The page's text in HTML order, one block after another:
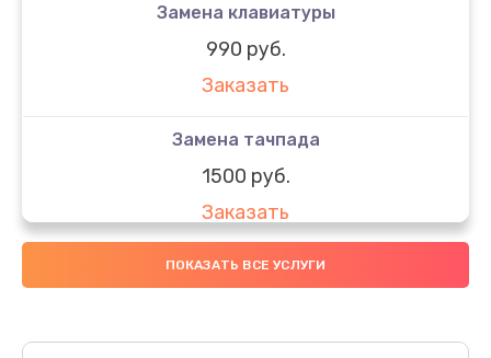
Замена клавиатуры
990 руб.
Заказать
Замена тачпада
1500 руб.
Заказать
Замена южного моста
Заказать
ПОКАЗАТЬ ВСЕ УСЛУГИ